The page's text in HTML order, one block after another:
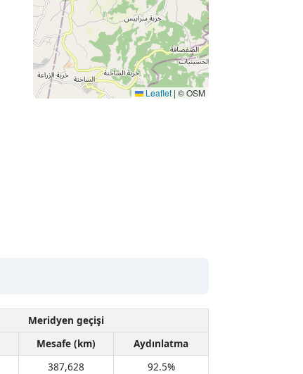
Leaflet | © OSM
Meridyen geçişi
Mesafe (km)
Aydınlatma
387,628
92.5%